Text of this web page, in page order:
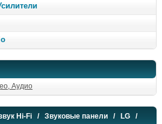
Аудио
Hi-Fi / Звуковые панели / LG /